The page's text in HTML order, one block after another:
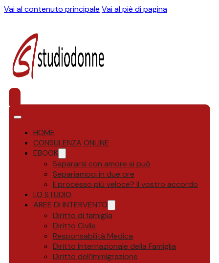
Vai al contenuto principale Vai al piè di pagina
HOME
CONSULENZA ONLINE
EBOOK
Separarsi con amore si può
Separiamoci in due ore
Il processo più veloce? Il vostro accordo
LO STUDIO
AREE DI INTERVENTO
Diritto di famiglia
Diritto Civile
Responsabilità Medica
Diritto Internazionale della Famiglia
Diritto dell’Immigrazione